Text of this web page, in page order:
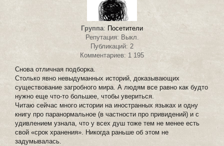
Группа: Посетители
Репутация: Выкл.
Публикаций: 2
Комментариев: 1 195
Снова отличная подборка.
Столько явно невыдуманных историй, доказывающих
существование загробного мира. А людям все равно как будто
нужно еще что-то большее, чтобы увериться.
Читаю сейчас много истории на иностранных языках и одну
книгу про паранормальное (в частности про привидений) и с
удивлением узнала, что у всех душ тоже тем не менее есть
свой «срок хранения». Никогда раньше об этом не
задумывалась.